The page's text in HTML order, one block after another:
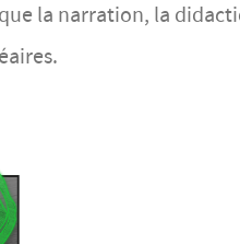
la narration, la